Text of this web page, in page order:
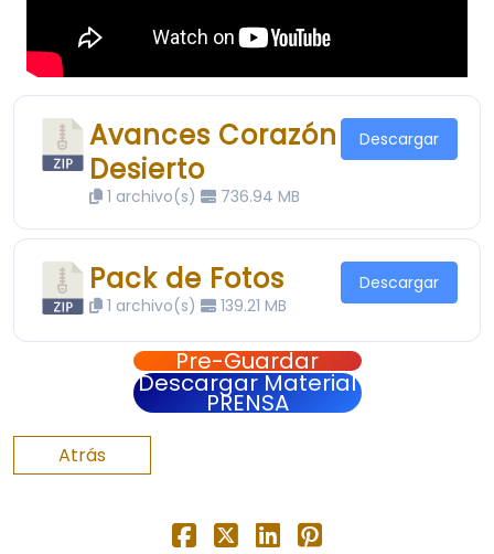
Avances Corazón
Desierto
1 archivo(s) 736.94 MB
Descargar
Pack de Fotos
1 archivo(s) 139.21 MB
Descargar
Pre-Guardar
Descargar Material
PRENSA
Atrás